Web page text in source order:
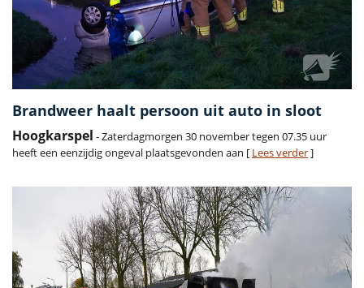
Brandweer haalt persoon uit auto in sloot
Hoogkarspel - Zaterdagmorgen 30 november tegen 07.35 uur
heeft een eenzijdig ongeval plaatsgevonden aan [ Lees verder]